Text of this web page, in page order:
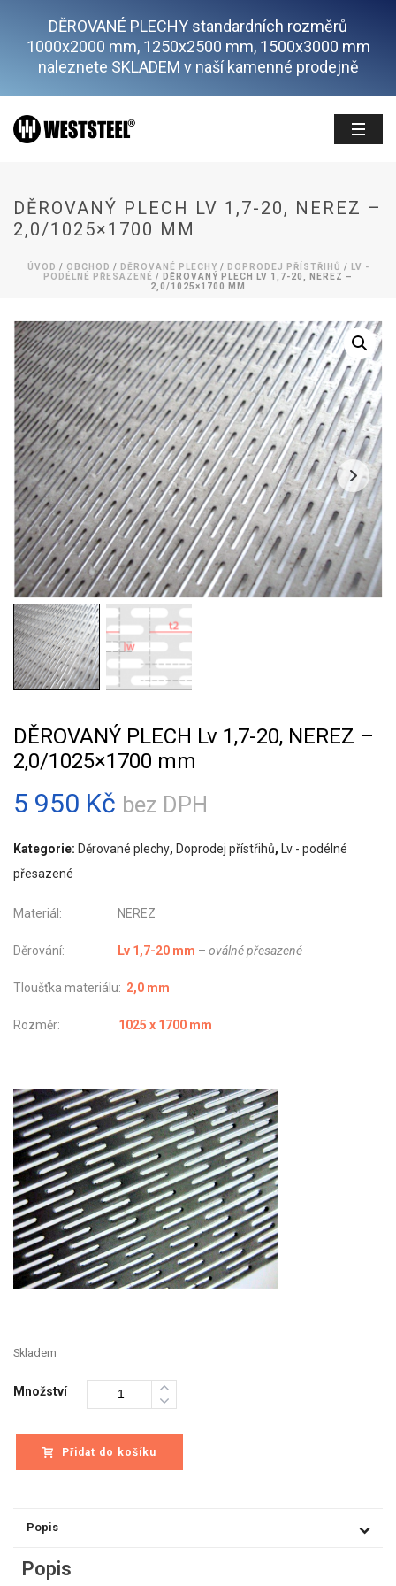
DĚROVANÉ PLECHY standardních rozměrů
1000x2000 mm, 1250x2500 mm, 1500x3000 mm
naleznete SKLADEM v naší kamenné prodejně
DĚROVANÝ PLECH LV 1,7-20, NEREZ –
2,0/1025×1700 MM
ÚVOD / OBCHOD / DĚROVANÉ PLECHY / DOPRODEJ PŘÍSTŘIHŮ /
LV -
PODÉLNÉ PŘESAZENÉ / DĚROVANÝ PLECH LV 1,7-20, NEREZ –
2,0/1025×1700 MM
DĚROVANÝ PLECH Lv 1,7-20, NEREZ –
2,0/1025×1700 mm
5 950 Kč bez DPH
Kategorie: Děrované plechy, Doprodej přístřihů,
Lv - podélné
přesazené
Materiál: NEREZ
Děrování: Lv 1,7-20 mm – oválné přesazené
Tloušťka materiálu: 2,0 mm
Rozměr: 1025 x 1700 mm
Skladem
Množství
Přidat do košíku
Popis
Popis